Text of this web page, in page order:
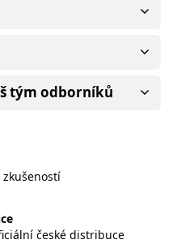
tým odborníků
zkušeností
české distribuce